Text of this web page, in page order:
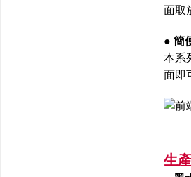
面取
● 簡
本系
面即
生